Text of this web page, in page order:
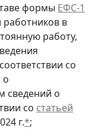
формы ЕФС-1
работников в
работу,
со
о
сведений о
со статьей
г.*;